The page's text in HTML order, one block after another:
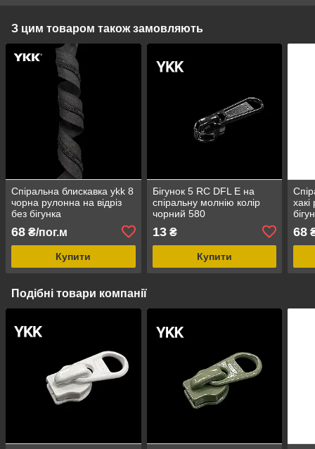
З цим товаром також замовляють
Спіральна блискавка ykk 8
чорна рулонна на відріз
без бігунка
68 ₴/пог.м
Купити
Бігунок 5 RC DFL E на
спіральну молнію колір
чорний 580
13₴
Купити
68
Подібні товари компанії